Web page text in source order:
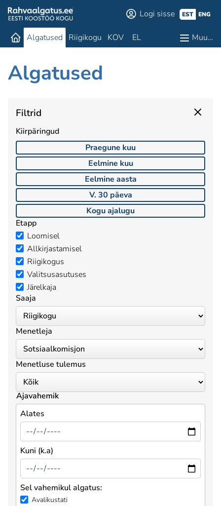
Logi sisse EST ENG
Algatused Riigikogu KOV EL Muu…
Algatused
Filtrid
Kiirpäringud
Praegune kuu
Eelmine kuu
Eelmine aasta
V. 30 päeva
Kogu ajalugu
Etapp
Loomisel
Allkirjastamisel
Riigikogus
Valitsusasutuses
Järelkaja
Saaja
Menetleja
Menetluse tulemus
Ajavahemik
Alates
Kuni (k.a)
Sel vahemikul algatus:
Avalikustati